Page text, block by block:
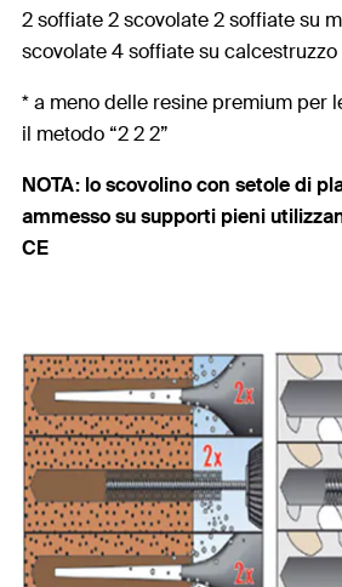
2 soffiate 2 scovolate 2 soffiate su
scovolate 4 soffiate su calcestruzzo
* a meno delle resine premium per
il metodo “2 2 2”
NOTA: lo scovolino con setole di
ammesso su supporti pieni
CE